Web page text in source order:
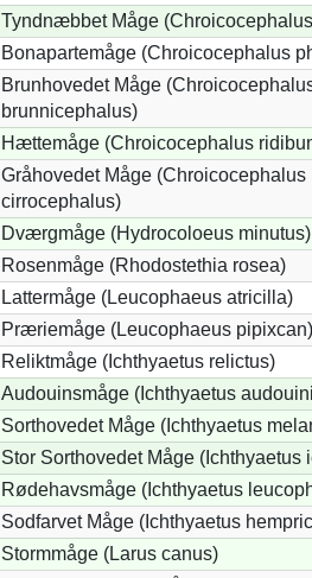
Tyndnæbbet Måge
Bonapartemåge (Chroicocephalus
Brunhovedet Måge
brunnicephalus)
Hættemåge (Chroicocephalus
Gråhovedet Måge (Chroicocephalus
cirrocephalus)
Dværgmåge (Hydrocoloeus minutus)
Rosenmåge (Rhodostethia rosea)
Lattermåge (Leucophaeus atricilla)
Præriemåge (Leucophaeus pipixcan)
Reliktmåge (Ichthyaetus relictus)
Audouinsmåge (Ichthyaetus
Sorthovedet Måge (Ichthyaetus
Stor Sorthovedet Måge (Ichthyaetus
Rødehavsmåge (Ichthyaetus
Sodfarvet Måge (Ichthyaetus
Stormmåge (Larus canus)